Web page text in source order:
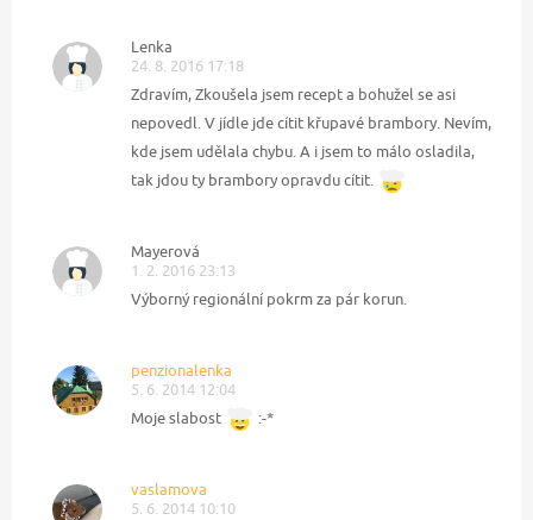
Lenka
24. 8. 2016 17:18
Zdravím, Zkoušela jsem recept a bohužel se asi
nepovedl. V jídle jde cítit křupavé brambory. Nevím,
kde jsem udělala chybu. A i jsem to málo osladila,
tak jdou ty brambory opravdu cítit.
Mayerová
1. 2. 2016 23:13
Výborný regionální pokrm za pár korun.
penzionalenka
5. 6. 2014 12:04
Moje slabost
:-*
vaslamova
5. 6. 2014 10:10